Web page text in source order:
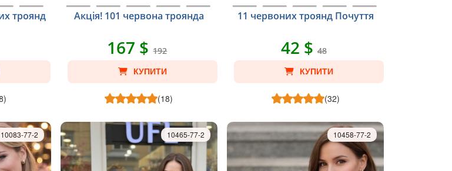
троянд
Акція! 101 червона троянда
167 $192
КУПИТИ
(18)
11 червоних троянд Почуття
42 $48
КУПИТИ
(32)
10083-77-2 10465-77-2 10458-77-2